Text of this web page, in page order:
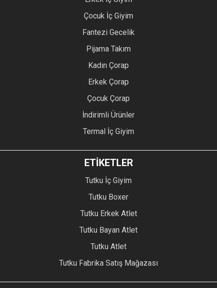
Çocuk İç Giyim
Fantezi Gecelik
Pijama Takım
Kadın Çorap
Erkek Çorap
Çocuk Çorap
İndirimli Ürünler
Termal İç Giyim
ETİKETLER
Tutku İç Giyim
Tutku Boxer
Tutku Erkek Atlet
Tutku Bayan Atlet
Tutku Atlet
Tutku Fabrika Satış Mağazası